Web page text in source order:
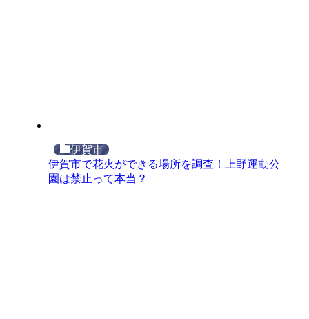
伊賀市
伊賀市で花火ができる場所を調査！上野運動公
園は禁止って本当？